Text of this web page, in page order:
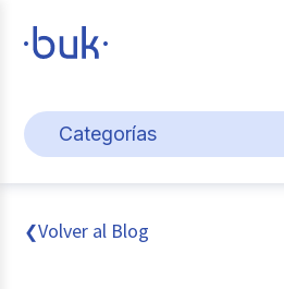
Perú
Categorías
Gestión de personas
Cultura y bienestar laboral
❮Volver al Blog